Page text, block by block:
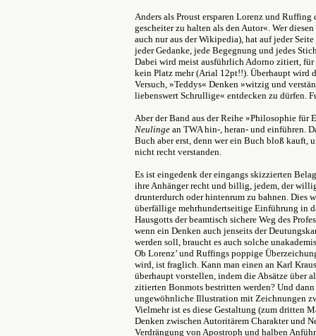
Anders als Proust ersparen Lorenz und
gescheiter zu halten als den Autor«. Wer
auch nur aus der Wikipedia), hat auf jeder
jeder Gedanke, jede Begegnung und jedes
Dabei wird meist ausführlich Adorno zitiert, für
kein Platz mehr (Arial 12pt!!). Überhaupt wird
Versuch, »Teddys« Denken »witzig und
liebenswert Schrullige« entdecken zu dürfen.
Aber der Band aus der Reihe »Philosophie
Neulinge an TWA hin-, heran- und einführen.
Buch aber erst, denn wer ein Buch bloß kauft,
nicht recht verstanden.
Es ist eingedenk der eingangs skizzierten
ihre Anhänger recht und billig, jedem, der
drunterdurch oder hintenrum zu bahnen. Dies
überfällige mehrhundertseitige Einführung in
Hausgotts der beamtisch sichere Weg des
wenn ein Denken auch jenseits der
werden soll, braucht es auch solche
Ob Lorenz’ und Ruffings poppige
wird, ist fraglich. Kann man einen an Karl
überhaupt vorstellen, indem die Absätze über
zitierten Bonmots bestritten werden? Und
ungewöhnliche Illustration mit Zeichnungen
Vielmehr ist es diese Gestaltung (zum dritten
Denken zwischen Autoritärem Charakter und
Verdrängung von Apostroph und halben